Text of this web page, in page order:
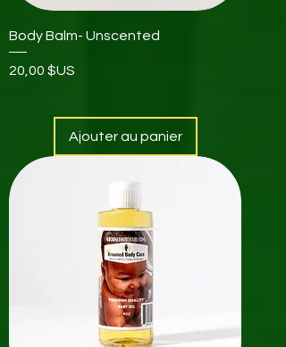
Body Balm- Unscented
Prix
20,00 $US
Ajouter au panier